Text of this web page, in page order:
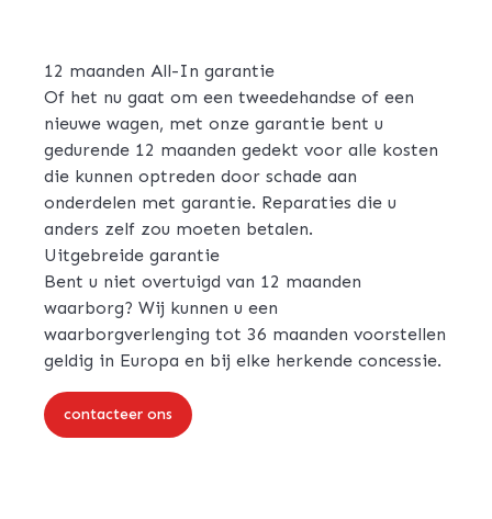
12 maanden All-In garantie
Of het nu gaat om een tweedehandse of een
nieuwe wagen, met onze garantie bent u
gedurende 12 maanden gedekt voor alle kosten
die kunnen optreden door schade aan
onderdelen met garantie. Reparaties die u
anders zelf zou moeten betalen.
Uitgebreide garantie
Bent u niet overtuigd van 12 maanden
waarborg? Wij kunnen u een
waarborgverlenging tot 36 maanden voorstellen
geldig in Europa en bij elke herkende concessie.
contacteer ons